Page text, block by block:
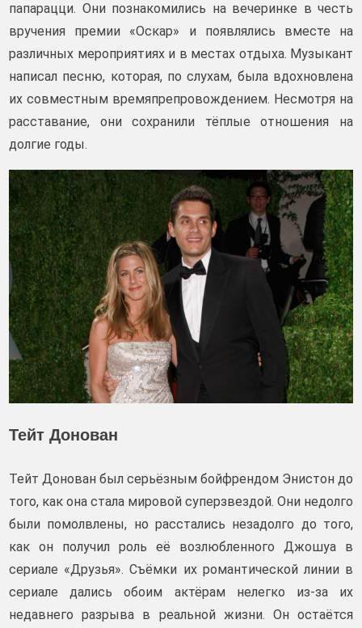
папарацци. Они познакомились на вечеринке в честь
вручения премии «Оскар» и появлялись вместе на
различных мероприятиях и в местах отдыха. Музыкант
написал песню, которая, по слухам, была вдохновлена
их совместным времяпрепровождением. Несмотря на
расставание, они сохранили тёплые отношения на
долгие годы.
Тейт Донован
Тейт Донован был серьёзным бойфрендом Энистон до
того, как она стала мировой суперзвездой. Они недолго
были помолвлены, но расстались незадолго до того,
как он получил роль её возлюбленного Джошуа в
сериале «Друзья». Съёмки их романтической линии в
сериале дались обоим актёрам нелегко из-за их
недавнего разрыва в реальной жизни. Он остаётся